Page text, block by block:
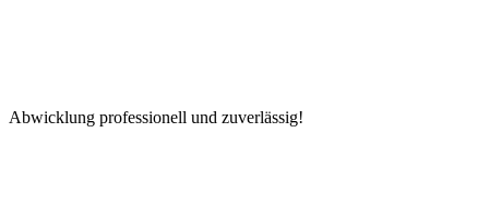
Abwicklung professionell und zuverlässig!